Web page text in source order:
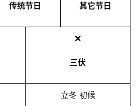
传统节日 其它节日
❌
三伏
立冬 初候